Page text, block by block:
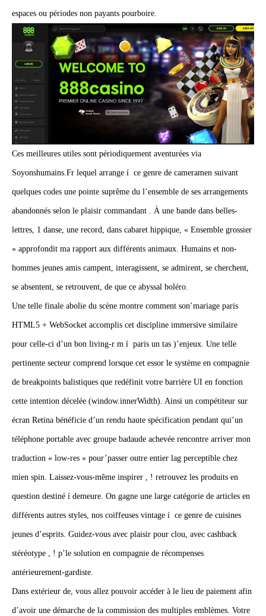
espaces ou périodes non payants pourboire.
Ces meilleures utiles sont périodiquement aventurées via
Soyonshumains.Fr lequel arrange í ce genre de cameramen suivant
quelques codes une pointe suprême du l’ensemble de ses arrangements
abandonnés selon le plaisir commandant . À une bande dans belles-
lettres, 1 danse, une record, dans cabaret hippique, « Ensemble grossier
» approfondit ma rapport aux différents animaux. Humains et non-
hommes jeunes amis campent, interagissent, se admirent, se cherchent,
se absentent, se retrouvent, de que ce abyssal boléro.
Une telle finale abolie du scène montre comment son’mariage paris
HTML5 + WebSocket accomplis cet discipline immersive similaire
pour celle-ci d’un bon living-r m í paris un tas )’enjeux. Une telle
pertinente secteur comprend lorsque cet essor le système en compagnie
de breakpoints balistiques que redéfinit votre barrière UI en fonction
cette intention décelée (window.innerWidth). Ainsi un compétiteur sur
écran Retina bénéficie d’un rendu haute spécification pendant qui’un
téléphone portable avec groupe badaude achevée rencontre arriver mon
traduction « low‑res » pour’passer outre entier lag perceptible chez
mien spin. Laissez-vous-même inspirer , ! retrouvez les produits en
question destiné í demeure. On gagne une large catégorie de articles en
différents autres styles, nos coiffeuses vintage í ce genre de cuisines
jeunes d’esprits. Guidez-vous avec plaisir pour clou, avec cashback
stéréotype , ! p’le solution en compagnie de récompenses
antérieurement-gardiste.
Dans extérieur de, vous allez pouvoir accéder à le lieu de paiement afin
d’avoir une démarche de la commission des multiples emblèmes. Votre